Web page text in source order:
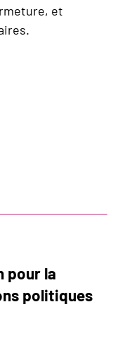
et
pour la
politiques